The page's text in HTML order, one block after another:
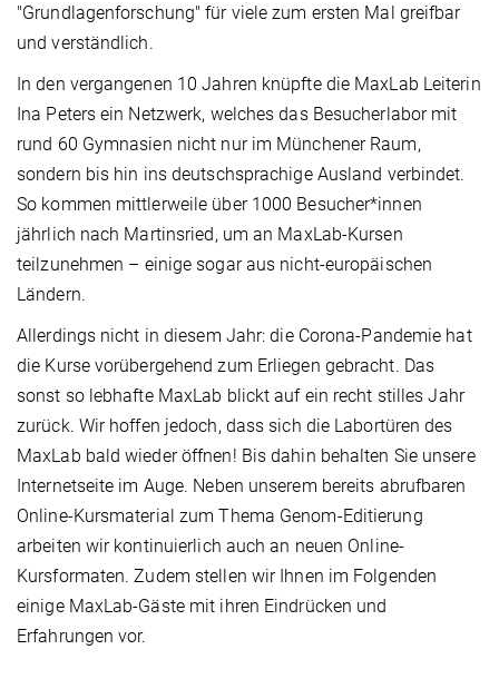
"Grundlagenforschung" für viele zum ersten Mal greifbar
und verständlich.
In den vergangenen 10 Jahren knüpfte die MaxLab Leiterin
Ina Peters ein Netzwerk, welches das Besucherlabor mit
rund 60 Gymnasien nicht nur im Münchener Raum,
sondern bis hin ins deutschsprachige Ausland verbindet.
So kommen mittlerweile über 1000 Besucher*innen
jährlich nach Martinsried, um an MaxLab-Kursen
teilzunehmen – einige sogar aus nicht-europäischen
Ländern.
Allerdings nicht in diesem Jahr: die Corona-Pandemie hat
die Kurse vorübergehend zum Erliegen gebracht. Das
sonst so lebhafte MaxLab blickt auf ein recht stilles Jahr
zurück. Wir hoffen jedoch, dass sich die Labortüren des
MaxLab bald wieder öffnen! Bis dahin behalten Sie unsere
Internetseite im Auge. Neben unserem bereits abrufbaren
Online-Kursmaterial zum Thema Genom-Editierung
arbeiten wir kontinuierlich auch an neuen Online-
Kursformaten. Zudem stellen wir Ihnen im Folgenden
einige MaxLab-Gäste mit ihren Eindrücken und
Erfahrungen vor.